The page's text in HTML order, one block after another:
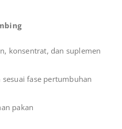
konsentrat, dan suplemen
fase pertumbuhan
pakan